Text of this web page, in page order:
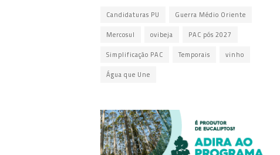
Candidaturas PU Guerra Médio Oriente
Mercosul ovibeja PAC pós 2027
Simplificação PAC Temporais vinho
Água que Une